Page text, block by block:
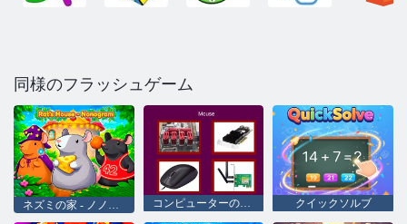
同様のフラッシュゲーム
ネズミの家 - ノノグラム コンピューターのコンポーネントを当てるクイズ クイックソルブ